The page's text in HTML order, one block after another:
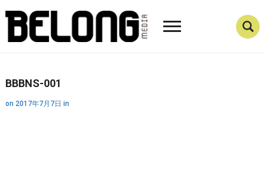
BBBNS-001
on 2017年7月7日 in